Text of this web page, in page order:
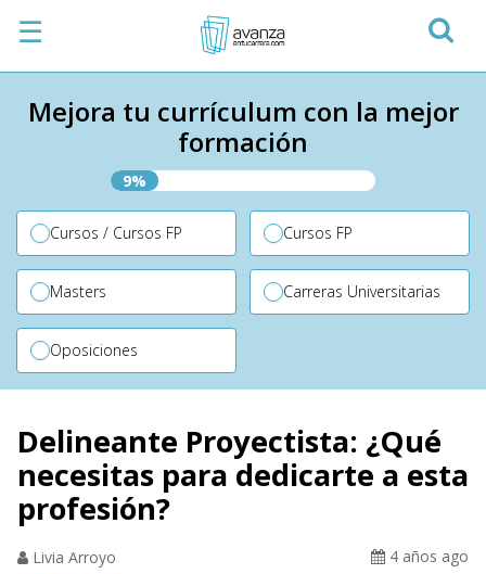
☰
Mejora tu currículum con la mejor
formación
9%
Cursos / Cursos FP Cursos FP
Masters Carreras Universitarias
Oposiciones
Delineante Proyectista: ¿Qué
necesitas para dedicarte a esta
profesión?
Livia Arroyo 4 años ago